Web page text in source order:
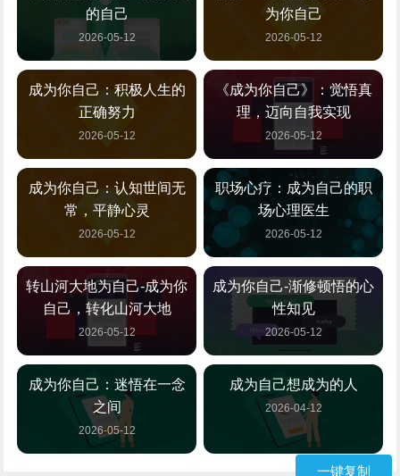
的自己
2026-05-12
为你自己
2026-05-12
成为你自己：积极人生的
正确努力
2026-05-12
《成为你自己》：觉悟真
理，迈向自我实现
2026-05-12
成为你自己：认知世间无
常，平静心灵
2026-05-12
职场心疗：成为自己的职
场心理医生
2026-05-12
转山河大地为自己-成为你
自己，转化山河大地
2026-05-12
成为你自己-渐修顿悟的心
性知见
2026-05-12
成为你自己：迷悟在一念
之间
2026-05-12
成为自己想成为的人
2026-04-12
一键复制